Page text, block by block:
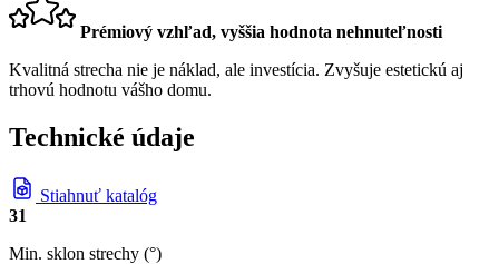
Prémiový vzhľad, vyššia hodnota nehnuteľnosti
Kvalitná strecha nie je náklad, ale investícia. Zvyšuje estetickú aj
trhovú hodnotu vášho domu.
Technické údaje
Stiahnuť katalóg
31
Min. sklon strechy (°)